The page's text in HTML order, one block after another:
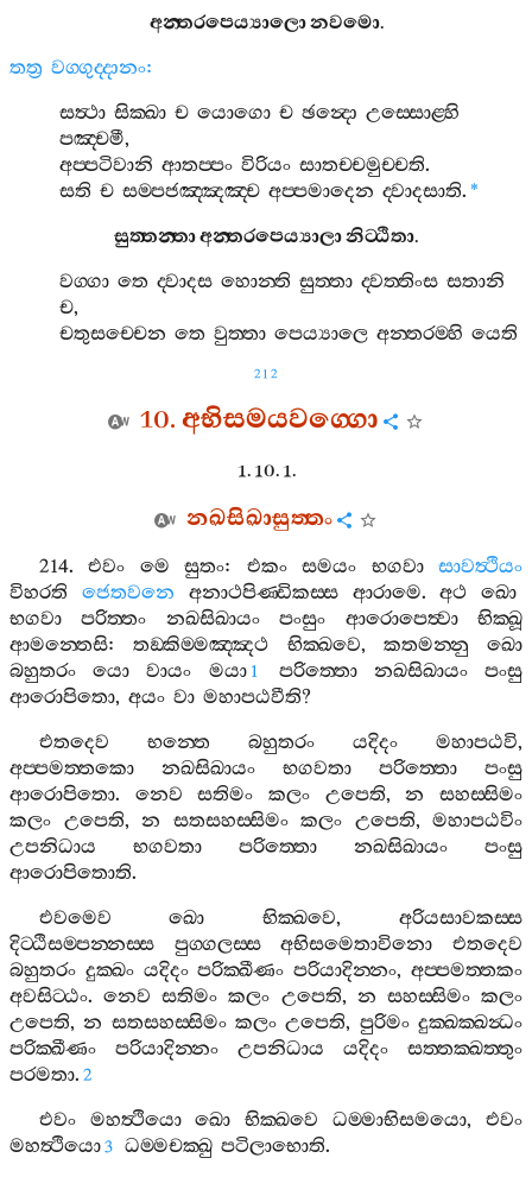
අන‍්තරපෙය්‍යාලොනවමො.
තත්‍ර වග‍්ගුද‍්දානං:
සත්‍ථා සික‍්ඛා ච යොගො ච ඡන්‍දො උස‍්සොළ‍්හි
පඤ‍්චමී,
අප‍්පටිවානි ආතප‍්පං විරියං සාතච‍්චමුච‍්චති.
සති ච සම‍්පජඤ‍්ඤඤ‍්ච අප‍්පමාදෙන ද‍්වාදසාති. *
සුත‍්තන‍්තාඅන‍්තරපෙය්‍යාලානිට‍්ඨිතා.
වග‍්ගා තෙ ද‍්වාදස හොන‍්ති සුත‍්තා ද‍්වත‍්තිංස සතානි
ච,
චතුසච‍්චෙන තෙ වුත‍්තා පෙය්‍යාලෙ අන‍්තරම‍්හි යෙති
212
10.අභිසමයවග‍්ගො
1. 10. 1.
නඛසිඛාසුත‍්තං
214.එවං මෙ සුතං: එකං සමයං භගවා
සාවත්‍ථියං
විහරති
ජෙතවනෙ අනාථපිණ‍්ඩිකස‍්ස ආරාමෙ.අථ
ඛො
භගවා
පරිත‍්තං නඛසිඛායං පංසුං ආරොපෙත්‍වා
භික‍්ඛූ
ආමන‍්තෙසි:තඞ‍්කිම‍්මඤ‍්ඤථ භික‍්ඛවෙ, කතමන‍්නු
ඛො
බහුතරං
යො වායං මයා 1 පරිත‍්තො නඛසිඛායං
පංසු
ආරොපිතො, අයං වා මහාපඨවීති?
එතදෙව
භන‍්තෙ බහුතරං යදිදං මහාපඨවි,
අප‍්පමත‍්තකො
නඛසිඛායං භගවතා පරිත‍්තො
පංසු
ආරොපිතො. නෙව සතිමං කලං උපෙති,න
සහස‍්සිමං
කලං උපෙති, න සතසහස‍්සිමං කලං උපෙති, මහාපඨවිං
උපනිධාය
භගවතා පරිත‍්තො නඛසිඛායං
පංසු
ආරොපිතොති.
එවමෙව
ඛො භික‍්ඛවෙ,අරියසාවකස‍්ස
දිට‍්ඨිසම‍්පන‍්නස‍්ස
පුග‍්ගලස‍්ස අභිසමෙතාවිනො
එතදෙව
බහුතරං දුක‍්ඛං යදිදං පරික‍්ඛීණං පරියාදින‍්නං,අප‍්පමත‍්තකං
අවසිට‍්ඨං.නෙව සතිමං කලං උපෙති, න සහස‍්සිමං කලං
උපෙති,න සතසහස‍්සිමං කලං උපෙති, පුරිමං දුක‍්ඛක‍්ඛන්‍ධං
පරික‍්ඛීණං
පරියාදින‍්නං උපනිධාය යදිදං
සත‍්තක‍්ඛත‍්තුං
පරමතා. 2
එවං මහත්‍ථියො ඛො භික‍්ඛවෙ ධම‍්මාභිසමයො, එවං
මහත්‍ථියො3 ධම‍්මචක‍්ඛු පටිලාභොති.